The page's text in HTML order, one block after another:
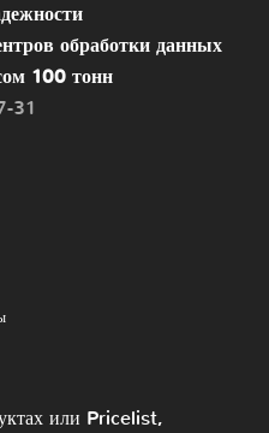
обработки данных
100 тонн
31
или Pricelist,